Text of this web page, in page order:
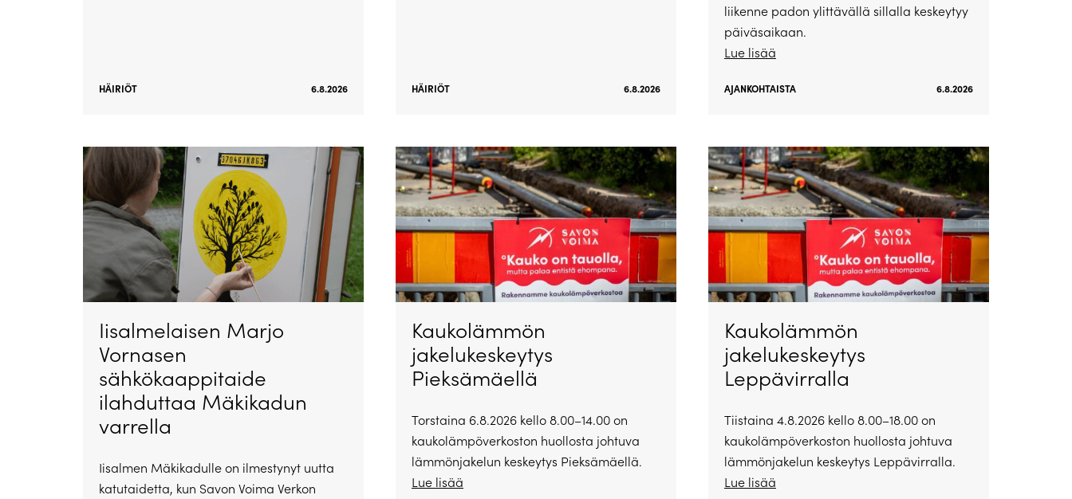
HÄIRIÖT 6.8.2026 HÄIRIÖT 6.8.2026
liikenne padon ylittävällä sillalla keskeytyy
päiväsaikaan.
Lue lisää
AJANKOHTAISTA 6.8.2026
Iisalmelaisen Marjo
Vornasen
sähkökaappitaide
ilahduttaa Mäkikadun
varrella
Iisalmen Mäkikadulle on ilmestynyt uutta
katutaidetta, kun Savon Voima Verkon
Kaukolämmön
jakelukeskeytys
Pieksämäellä
Torstaina 6.8.2026 kello 8.00–14.00 on
kaukolämpöverkoston huollosta johtuva
lämmönjakelun keskeytys Pieksämäellä.
Lue lisää
Kaukolämmön
jakelukeskeytys
Leppävirralla
Tiistaina 4.8.2026 kello 8.00–18.00 on
kaukolämpöverkoston huollosta johtuva
lämmönjakelun keskeytys Leppävirralla.
Lue lisää